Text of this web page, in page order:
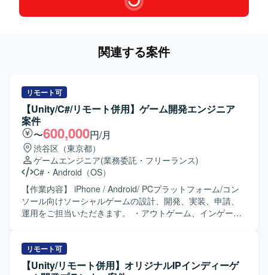
関連する案件
リモート可
【Unity/C#/リモート併用】ゲーム開発エンジニア
案件
〜600,000円/月
渋谷区（東京都）
ゲームエンジニア(業務委託・フリーランス)
C# ・ Android（OS）
【作業内容】 iPhone / Android/ PCプラットフォーム/コン
ソール向けソーシャルゲームの設計、開発、実装、申請、
運用をご担当いただきます。 ・アウトゲーム、インゲーム
機能部分の量産設計および実装 ・アウトゲーム、インゲー
ム部分を効率的に開発するために必要な周辺ツールの実装
および改修 ・その他、エンジニア/デザイナー/プランナー間
リモート可
【Unity/リモート併用】オリジナルIPインディーゲ